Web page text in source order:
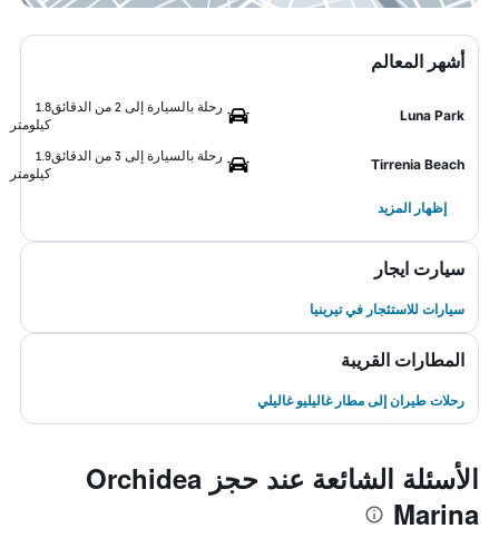
أشهر المعالم
Luna Park
رحلة بالسيارة إلى 2 من الدقائق
1.8
كيلومتر
Tirrenia Beach
رحلة بالسيارة إلى 3 من الدقائق
1.9
كيلومتر
إظهار المزيد
سيارت ايجار
سيارات للاستئجار في تيرينيا
المطارات القريبة
رحلات طيران إلى مطار غاليليو غاليلي
الأسئلة الشائعة عند حجز Orchidea
Marina